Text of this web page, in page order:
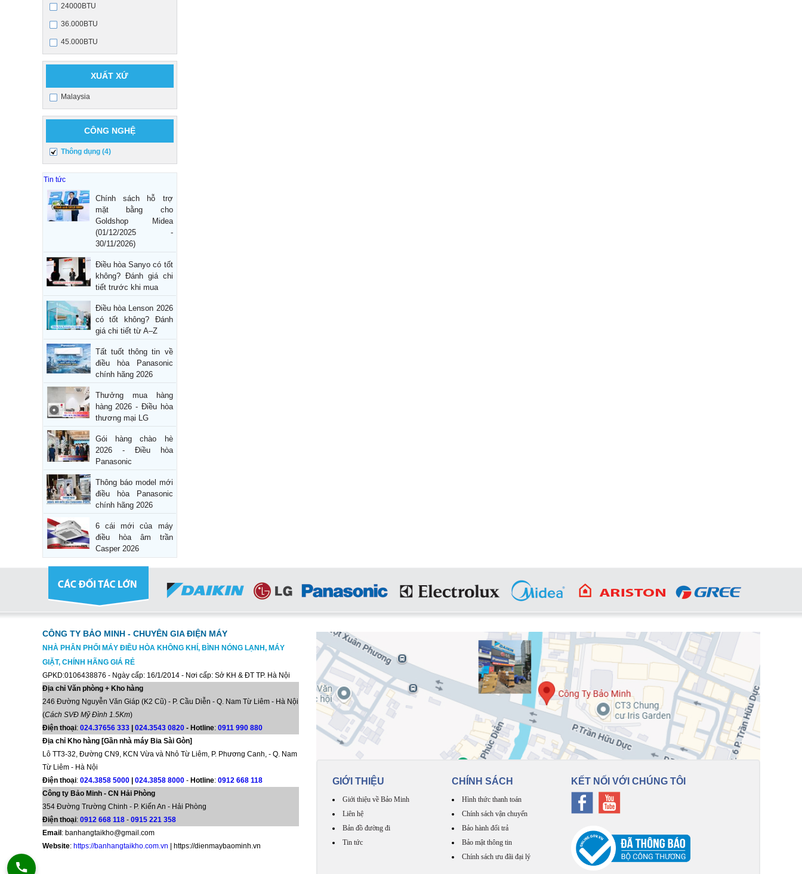
24000BTU
36.000BTU
45.000BTU
XUẤT XỨ
Malaysia
CÔNG NGHỆ
Thông dụng (4)
Tin tức
Chính sách hỗ trợ
mặt bằng cho
Goldshop Midea
(01/12/2025 -
30/11/2026)
Điều hòa Sanyo có tốt
không? Đánh giá chi
tiết trước khi mua
Điều hòa Lenson 2026
có tốt không? Đánh
giá chi tiết từ A–Z
Tất tuốt thông tin về
điều hòa Panasonic
chính hãng 2026
Thưởng mua hàng
hàng 2026 - Điều hòa
thương mại LG
Gói hàng chào hè
2026 - Điều hòa
Panasonic
Thông báo model mới
điều hòa Panasonic
chính hãng 2026
6 cái mới của máy
điều hòa âm trần
Casper 2026
CÔNG TY BẢO MINH - CHUYÊN GIA ĐIỆN MÁY
NHÀ PHÂN PHỐI MÁY ĐIỀU HÒA KHÔNG KHÍ, BÌNH NÓNG LẠNH, MÁY
GIẶT, CHÍNH HÃNG GIÁ RẺ
GPKD:0106438876 - Ngày cấp: 16/1/2014 - Nơi cấp: Sở KH & ĐT TP. Hà Nội
Địa chỉ Văn phòng + Kho hàng
246 Đường Nguyễn Văn Giáp (K2 Cũ) - P. Cầu Diễn - Q. Nam Từ Liêm - Hà Nội
(Cách SVĐ Mỹ Đình 1.5Km)
Điện thoại: 024.37656 333| 024.3543 0820 - Hotline: 0911 990 880
Địa chỉ Kho hàng [Gần nhà máy Bia Sài Gòn]
Lô TT3-32, Đường CN9, KCN Vừa và Nhỏ Từ Liêm, P. Phương Canh, - Q. Nam
Từ Liêm - Hà Nội
Điện thoại: 024.3858 5000| 024.3858 8000-Hotline: 0912 668 118
Công ty Bảo Minh - CN Hải Phòng
354 Đường Trường Chinh - P. Kiến An - Hải Phòng
Điện thoại: 0912 668 118- 0915 221 358
Email : banhangtaikho@gmail.com
Website: https://banhangtaikho.com.vn | https://dienmaybaominh.vn
GIỚI THIỆU
Giới thiệu về Bảo Minh
Liên hệ
Bản đồ đường đi
Tin tức
CHÍNH SÁCH
Hình thức thanh toán
Chính sách vận chuyển
Bảo hành đổi trả
Bảo mật thông tin
Chính sách ưu đãi đại lý
KẾT NỐI VỚI CHÚNG TÔI